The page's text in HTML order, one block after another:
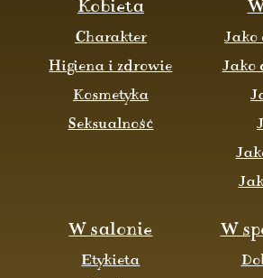
Kobieta
Charakter
Higiena i zdrowie
Kosmetyka
Seksualność
Jako
Jako
W salonie
Etykieta
W